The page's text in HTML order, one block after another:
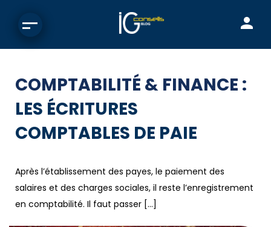
COMPTABILITÉ & FINANCE :
LES ÉCRITURES
COMPTABLES DE PAIE
Après l’établissement des payes, le paiement des
salaires et des charges sociales, il reste l’enregistrement
en comptabilité. Il faut passer […]